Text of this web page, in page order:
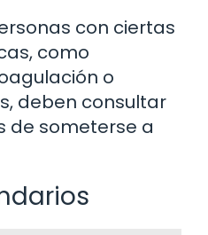
con ciertas
como
o
deben consultar
de someterse a